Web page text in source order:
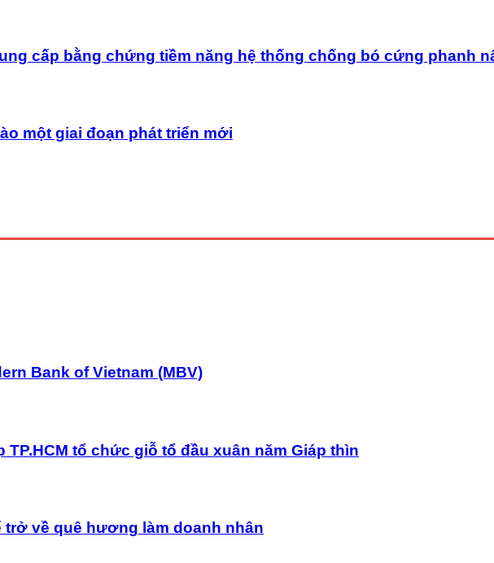
cấp bằng chứng tiềm năng hệ thống chống bó cứng phanh
một giai đoạn phát triển mới
Bank of Vietnam (MBV)
TP.HCM tổ chức giỗ tổ đầu xuân năm Giáp thìn
trở về quê hương làm doanh nhân